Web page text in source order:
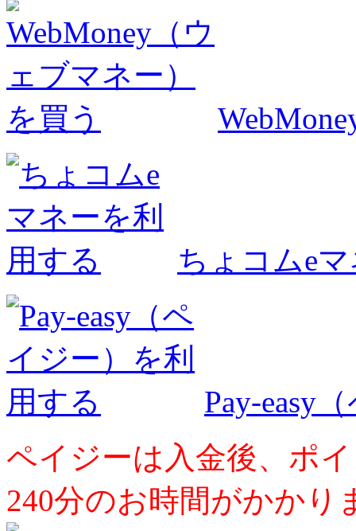
ちょコムe
Pay-easy
ペイジーは入金後、ポ
240分のお時間がかかり